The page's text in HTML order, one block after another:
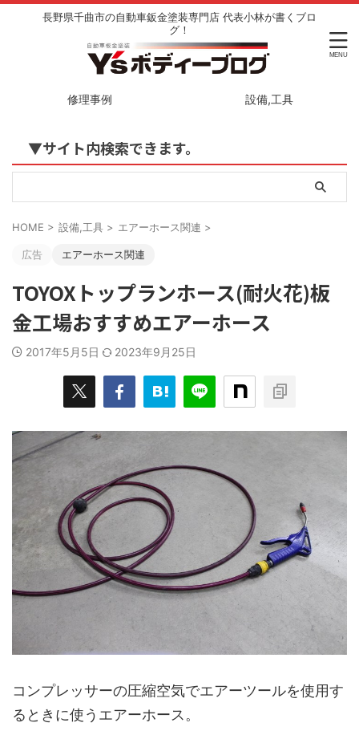
長野県千曲市の自動車鈑金塗装専門店 代表小林が書くブロ
グ！
修理事例 設備,工具
▼サイト内検索できます。
HOME > 設備,工具 > エアーホース関連 >
広告 エアーホース関連
TOYOXトップランホース(耐火花)板
金工場おすすめエアーホース
2017年5月5日 2023年9月25日
コンプレッサーの圧縮空気でエアーツールを使用す
るときに使うエアーホース。